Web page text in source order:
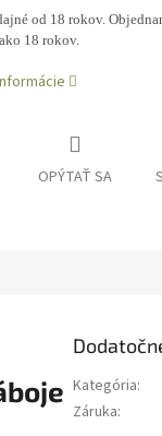
od 18 rokov.
18 rokov.
OPÝTAŤ SA
Kategória:
Záruka: